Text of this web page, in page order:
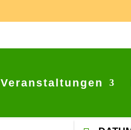
Veranstaltungen